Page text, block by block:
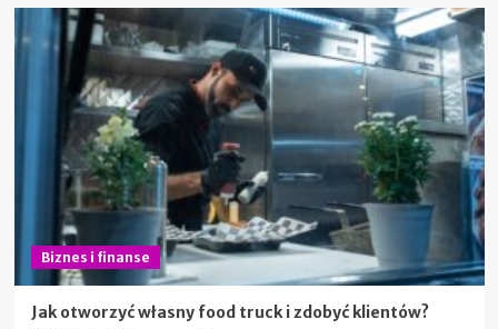
Biznes i finanse
Jak otworzyć własny food truck i zdobyć klientów?